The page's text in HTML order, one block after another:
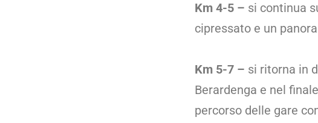
Km 4-5 – si continua
cipressato e un
Km 5-7 – si ritorna in
Berardenga e nel
percorso delle gare